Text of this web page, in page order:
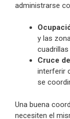
administrarse
y las
Cruce
interferir
se
Una buena
necesiten el